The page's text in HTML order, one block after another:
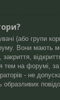
(або групи
Вони мають
тем на форумі, за
- не